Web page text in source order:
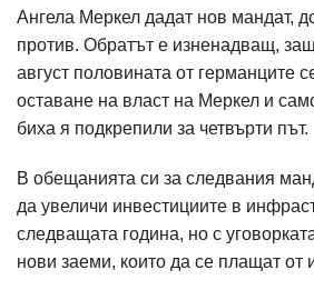
Ангела Меркел дадат нов мандат,
против. Обратът е изненадващ,
август половината от германците
оставане на власт на Меркел и
биха я подкрепили за четвърти път.
В обещанията си за следвания
да увеличи инвестициите в
следващата година, но с
нови заеми, които да се плащат от